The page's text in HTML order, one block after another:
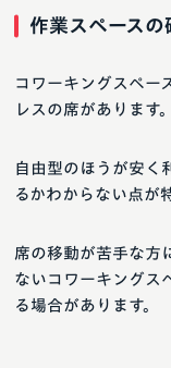
作業スペース
コワーキングスペー
レスの席があります。
自由型のほうが安く
るかわからない点が
席の移動が苦手な方
ないコワーキングス
る場合があります。